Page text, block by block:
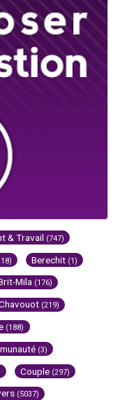
& Travail (747)
Berechit (1)
Mila (176)
(219)
(188)
(3)
Couple (297)
(5037)